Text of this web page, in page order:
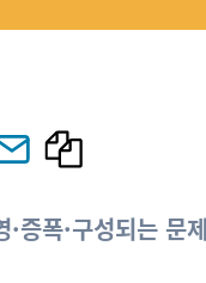
폭·구성되는 문